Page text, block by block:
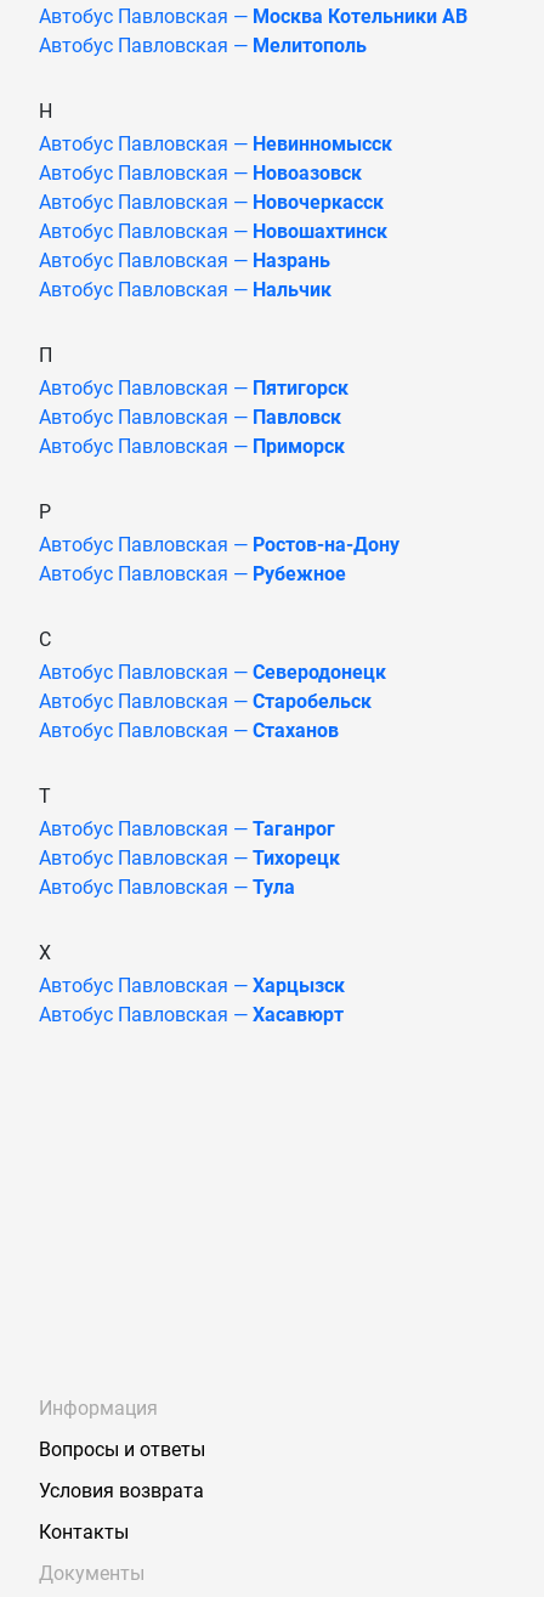
Автобус Павловская — Москва Котельники АВ
Автобус Павловская — Мелитополь
Н
Автобус Павловская — Невинномысск
Автобус Павловская — Новоазовск
Автобус Павловская — Новочеркасск
Автобус Павловская — Новошахтинск
Автобус Павловская — Назрань
Автобус Павловская — Нальчик
П
Автобус Павловская — Пятигорск
Автобус Павловская — Павловск
Автобус Павловская — Приморск
Р
Автобус Павловская — Ростов-на-Дону
Автобус Павловская — Рубежное
С
Автобус Павловская — Северодонецк
Автобус Павловская — Старобельск
Автобус Павловская — Стаханов
Т
Автобус Павловская — Таганрог
Автобус Павловская — Тихорецк
Автобус Павловская — Тула
Х
Автобус Павловская — Харцызск
Автобус Павловская — Хасавюрт
Информация
Вопросы и ответы
Условия возврата
Контакты
Документы